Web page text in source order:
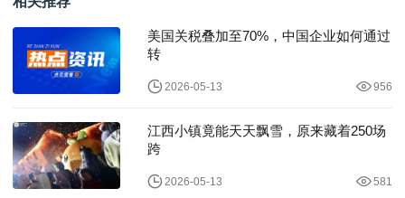
美国关税叠加至70%，中国企业如何通过
转
2026-05-13 956
江西小镇竟能天天飘雪，原来藏着250场
跨
2026-05-13 581